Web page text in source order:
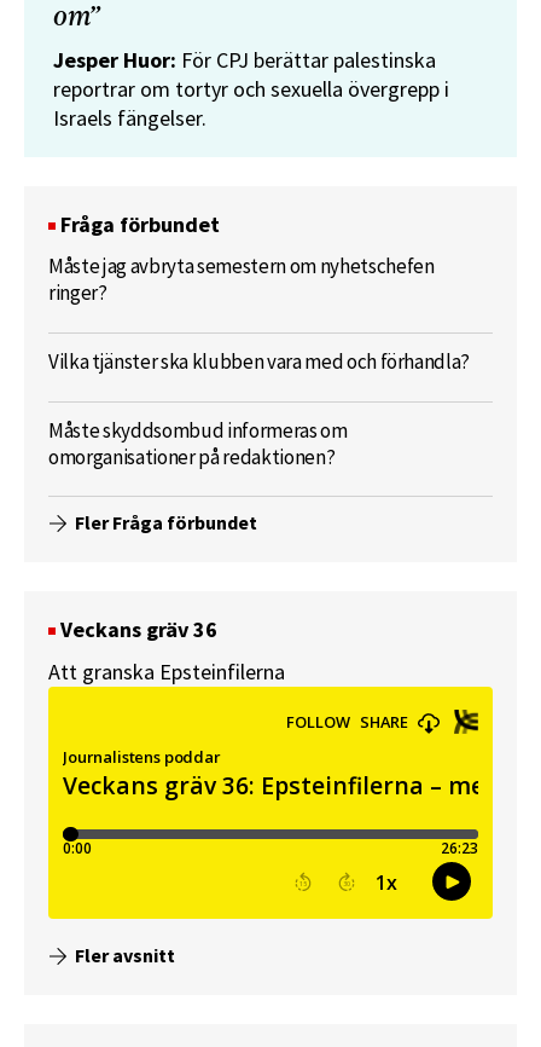
om”
Jesper Huor: För CPJ berättar palestinska
reportrar om tortyr och sexuella övergrepp i
Israels fängelser.
Fråga förbundet
Måste jag avbryta semestern om nyhetschefen
ringer?
Vilka tjänster ska klubben vara med och förhandla?
Måste skyddsombud informeras om
omorganisationer på redaktionen?
Fler Fråga förbundet
Veckans gräv 36
Att granska Epsteinfilerna
Fler avsnitt